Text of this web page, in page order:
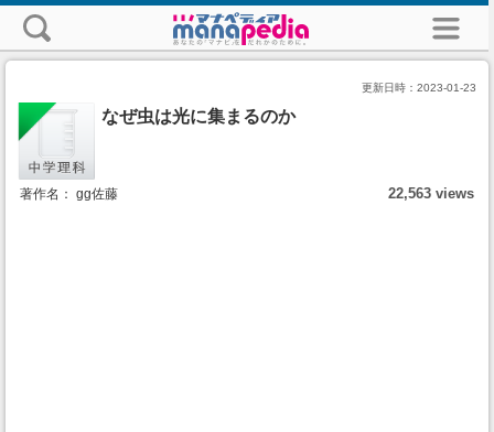
更新日時： 2023-01-23
なぜ虫は光に集まるのか
著作名： gg佐藤 22,563 views